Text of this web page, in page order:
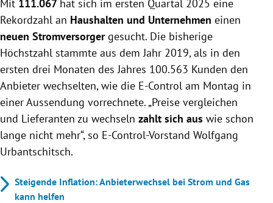
ihren Stromanbieter, das übertrifft den bisherigen
Höchstwert von 2019.
Die Wechselrate für Strom und Gas zusammen lag
bei 1,7 Prozent, höher als im Vorjahr.
In Niederösterreich gab es mit 2,5 Prozent die
meisten Stromanbieterwechsel im Vergleich zur
Kundenzahl.
Mit 111.067 hat sich im ersten Quartal 2025 eine
Rekordzahl an Haushalten und Unternehmen einen
neuen Stromversorgergesucht. Die bisherige
Höchstzahl stammte aus dem Jahr 2019, als in den
ersten drei Monaten des Jahres 100.563 Kunden den
Anbieter wechselten, wie die E-Control am Montag in
einer Aussendung vorrechnete. „Preise vergleichen
und Lieferanten zu wechseln zahlt sich aus wie schon
lange nicht mehr“, so E-Control-Vorstand Wolfgang
Urbantschitsch.
Steigende Inflation: Anbieterwechsel bei Strom und Gas
kann helfen